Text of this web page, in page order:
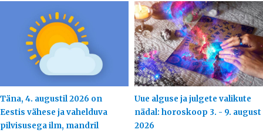
Täna, 4. augustil 2026 on
Eestis vähese ja vahelduva
pilvisusega ilm, mandril
Uue alguse ja julgete valikute
nädal: horoskoop 3. - 9. august
2026